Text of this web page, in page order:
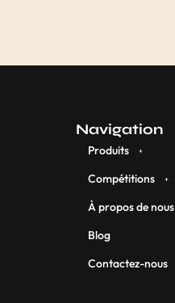
Navigation
Produits
Compétitions
À propos de nous
Blog
Contactez-nous